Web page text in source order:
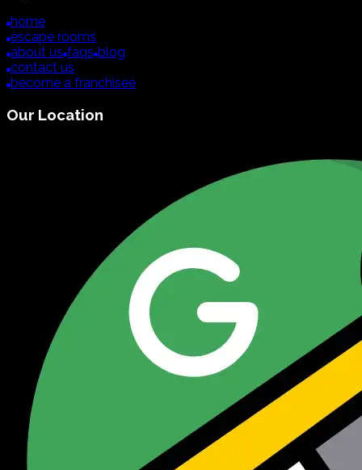
home
escape rooms
about us faqs blog
contact us
become a franchisee
Our Location